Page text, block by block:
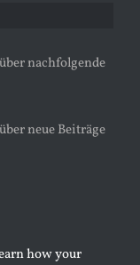
nachfolgende
neue Beiträge
how your